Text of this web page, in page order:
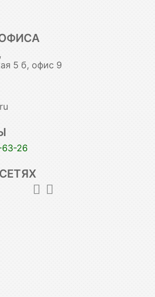
5 б, офис 9
26